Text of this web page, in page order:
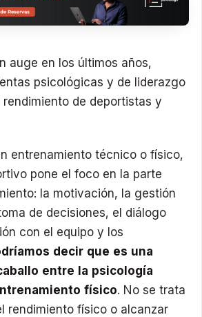
auge en los últimos años,
psicológicas y de liderazgo
de deportistas y
entrenamiento técnico o físico,
pone el foco en la parte
la motivación, la gestión
de decisiones, el diálogo
con el equipo y los
decir que es una
entre la psicología
físico. No se trata
rendimiento físico o alcanzar